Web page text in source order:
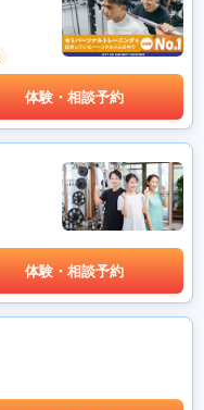
体験・相談予約
体験・相談予約